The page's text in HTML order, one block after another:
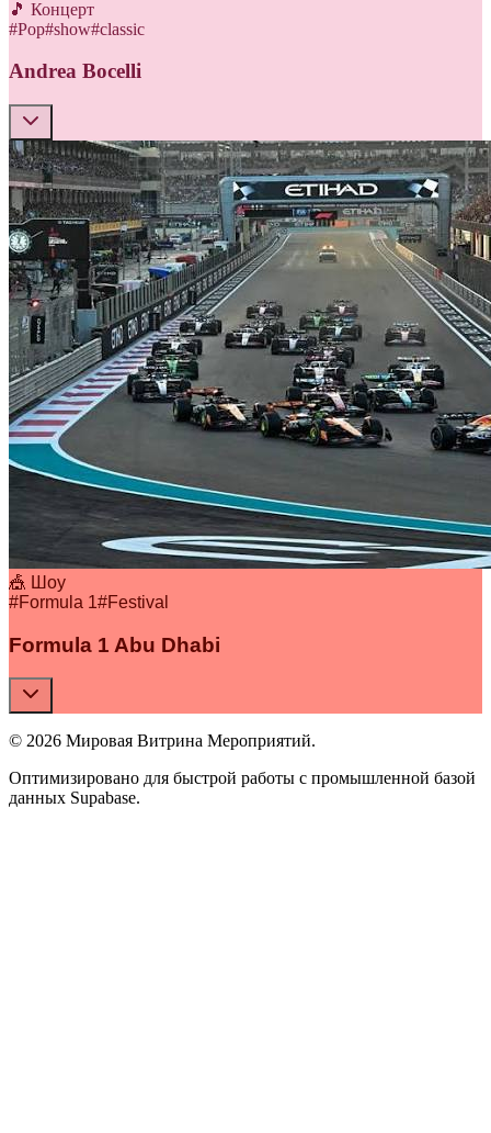
🎵 Концерт
#Pop#show#classic
Andrea Bocelli
🎪 Шоу
#Formula 1#Festival
Formula 1 Abu Dhabi
© 2026 Мировая Витрина Мероприятий.
Оптимизировано для быстрой работы с промышленной базой
данных Supabase.